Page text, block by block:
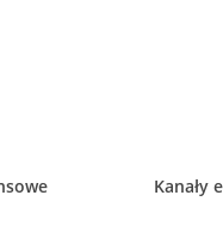
Kanały